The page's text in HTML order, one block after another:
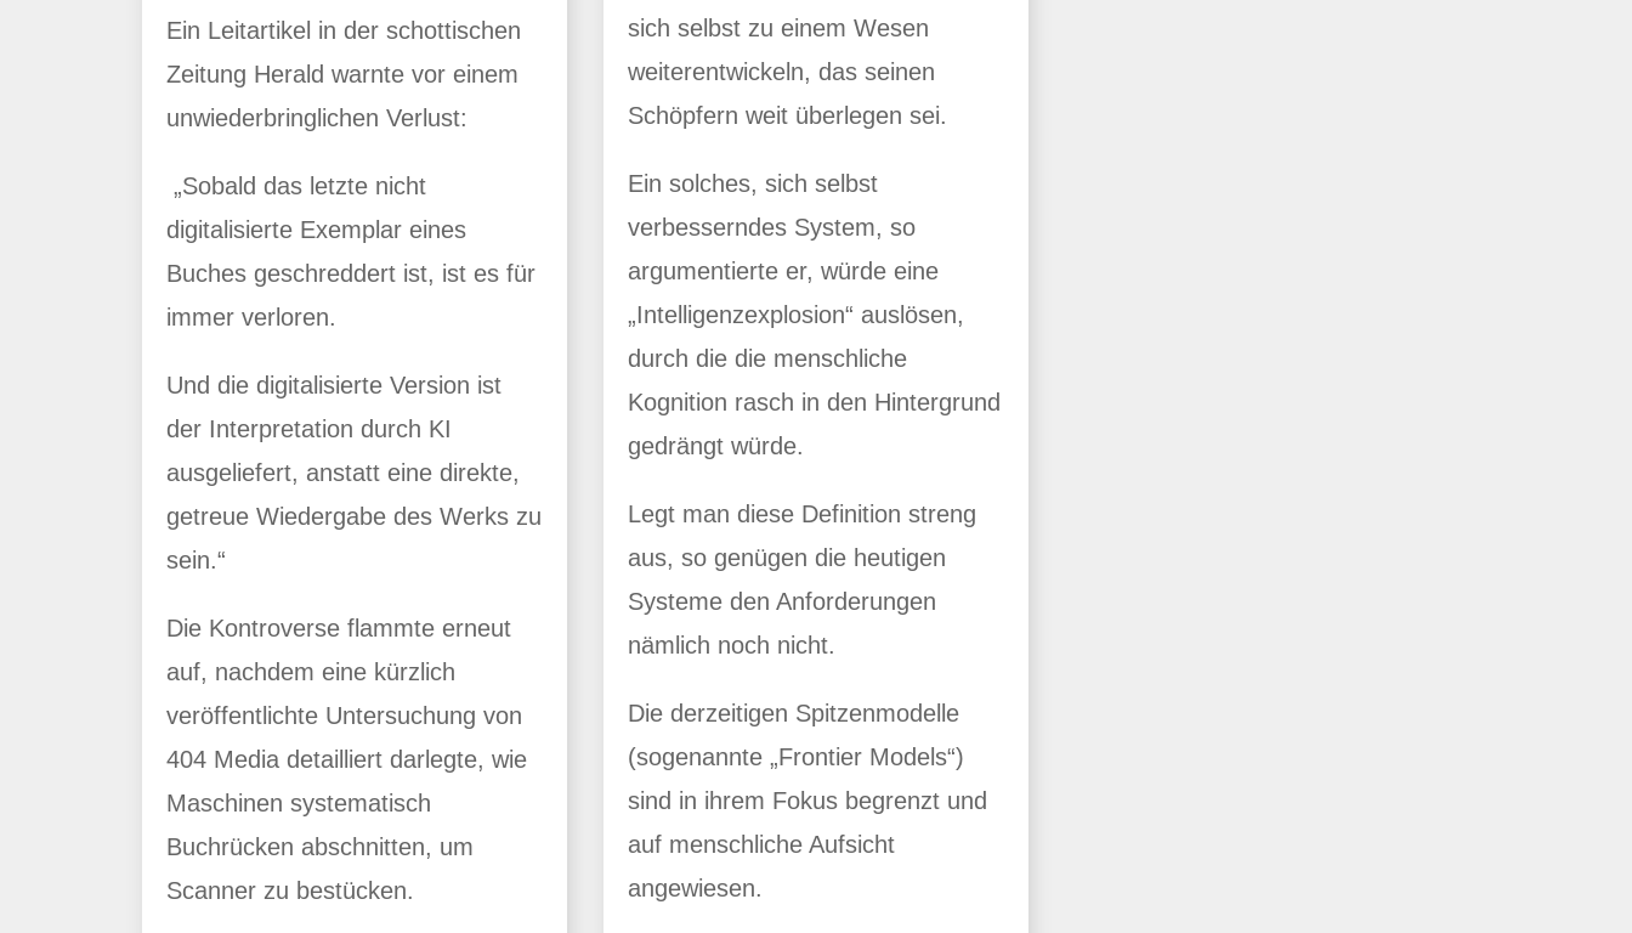
Ein Leitartikel in der schottischen
Zeitung Herald warnte vor einem
unwiederbringlichen Verlust:
„Sobald das letzte nicht
digitalisierte Exemplar eines
Buches geschreddert ist, ist es für
immer verloren.
Und die digitalisierte Version ist
der Interpretation durch KI
ausgeliefert, anstatt eine direkte,
getreue Wiedergabe des Werks zu
sein.“
Die Kontroverse flammte erneut
auf, nachdem eine kürzlich
veröffentlichte Untersuchung von
404 Media detailliert darlegte, wie
Maschinen systematisch
Buchrücken abschnitten, um
Scanner zu bestücken.
sich selbst zu einem Wesen
weiterentwickeln, das seinen
Schöpfern weit überlegen sei.
Ein solches, sich selbst
verbesserndes System, so
argumentierte er, würde eine
„Intelligenzexplosion“ auslösen,
durch die die menschliche
Kognition rasch in den Hintergrund
gedrängt würde.
Legt man diese Definition streng
aus, so genügen die heutigen
Systeme den Anforderungen
nämlich noch nicht.
Die derzeitigen Spitzenmodelle
(sogenannte „Frontier Models“)
sind in ihrem Fokus begrenzt und
auf menschliche Aufsicht
angewiesen.